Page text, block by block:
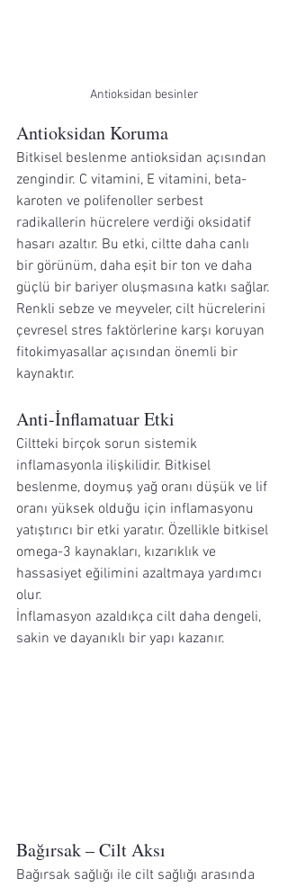
Antioksidan besinler
Antioksidan Koruma
Bitkisel beslenme antioksidan açısından
zengindir. C vitamini, E vitamini, beta-
karoten ve polifenoller serbest
radikallerin hücrelere verdiği oksidatif
hasarı azaltır. Bu etki, ciltte daha canlı
bir görünüm, daha eşit bir ton ve daha
güçlü bir bariyer oluşmasına katkı sağlar.
Renkli sebze ve meyveler, cilt hücrelerini
çevresel stres faktörlerine karşı koruyan
fitokimyasallar açısından önemli bir
kaynaktır.
Anti-İnflamatuar Etki
Ciltteki birçok sorun sistemik
inflamasyonla ilişkilidir. Bitkisel
beslenme, doymuş yağ oranı düşük ve lif
oranı yüksek olduğu için inflamasyonu
yatıştırıcı bir etki yaratır. Özellikle bitkisel
omega-3 kaynakları, kızarıklık ve
hassasiyet eğilimini azaltmaya yardımcı
olur.
İnflamasyon azaldıkça cilt daha dengeli,
sakin ve dayanıklı bir yapı kazanır.
Bağırsak – Cilt Aksı
Bağırsak sağlığı ile cilt sağlığı arasında